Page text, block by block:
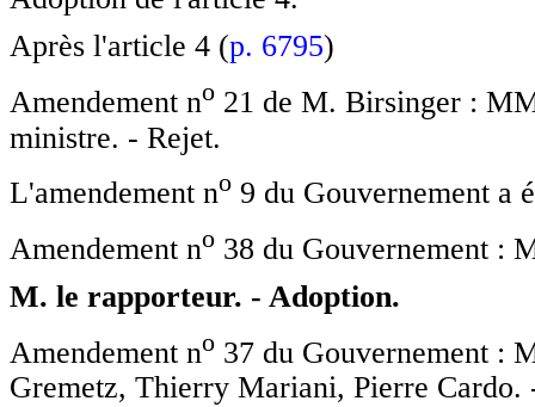
Après l'article 4 (p. 6795)
Amendement no 21 de M. Birsinger :
ministre. - Rejet.
L'amendement no 9 du Gouvernement a
Amendement no 38 du Gouvernement :
M. le rapporteur. - Adoption.
Amendement no 37 du Gouvernement :
Gremetz, Thierry Mariani, Pierre Cardo.